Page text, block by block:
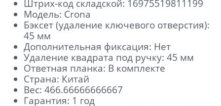
Штрих-код складской: 16975519811199
Модель: Crona
Бэксет (удаление ключевого отверстия):
45 мм
Дополнительная фиксация: Нет
Удаление квадрата под ручку: 45 мм
Ответная планка: В комплекте
Страна: Китай
Вес: 466.66666666667
Гарантия: 1 год